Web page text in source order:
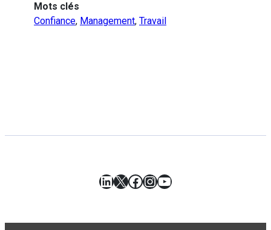
Mots clés
Confiance, Management, Travail
LinkedIn
X Facebook
Instagram
YouTube